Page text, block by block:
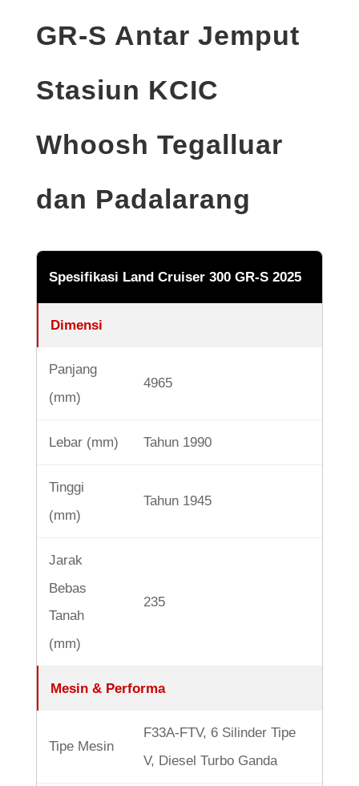
GR-S Antar Jemput
Stasiun KCIC
Whoosh Tegalluar
dan Padalarang
Spesifikasi Land Cruiser 300 GR-S 2025
Dimensi
Panjang
(mm)
4965
Lebar (mm) Tahun 1990
Tinggi
(mm)
Tahun 1945
Jarak
Bebas
Tanah
(mm)
235
Mesin & Performa
Tipe Mesin
F33A-FTV, 6 Silinder Tipe
V, Diesel Turbo Ganda